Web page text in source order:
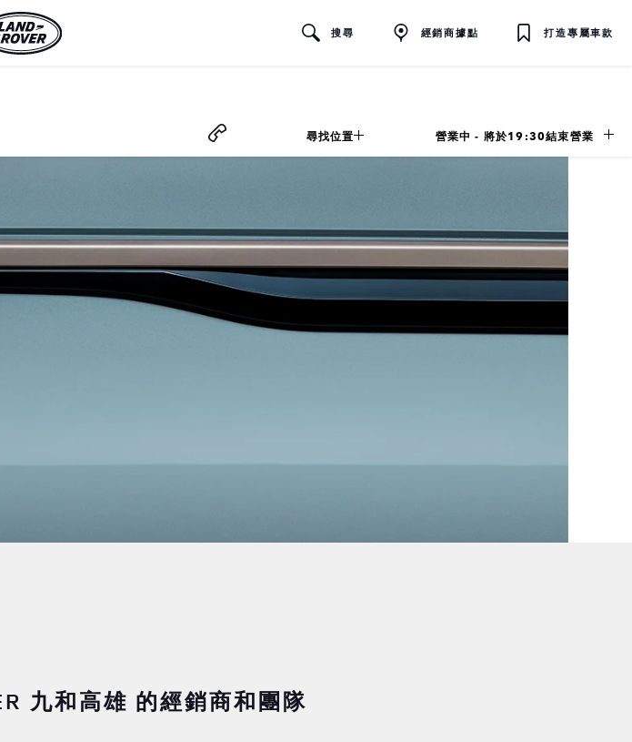
搜尋 經銷商據點 打造專屬車款
營業中 - 將於19:30結束營業
尋找位置
九和高雄 的經銷商和團隊